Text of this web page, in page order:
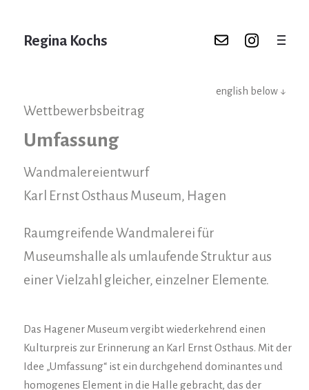
Regina Kochs
english below ↓
Wettbewerbsbeitrag
Umfassung
Wandmalereientwurf
Karl Ernst Osthaus Museum, Hagen
Raumgreifende Wandmalerei für
Museumshalle als umlaufende Struktur aus
einer Vielzahl gleicher, einzelner Elemente.
Das Hagener Museum vergibt wiederkehrend einen
Kulturpreis zur Erinnerung an Karl Ernst Osthaus. Mit der
Idee „Umfassung“ ist ein durchgehend dominantes und
homogenes Element in die Halle gebracht, das der